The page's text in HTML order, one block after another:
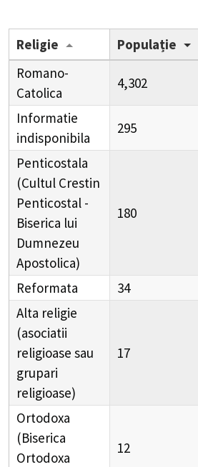
Religie Populație
Romano-
Catolica
4,302
Informatie
indisponibila
295
Penticostala
(Cultul Crestin
Penticostal -
Biserica lui
Dumnezeu
Apostolica)
180
Reformata 34
Alta religie
(asociatii
religioase sau
grupari
religioase)
17
Ortodoxa
(Biserica
Ortodoxa
12